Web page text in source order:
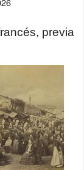
previa